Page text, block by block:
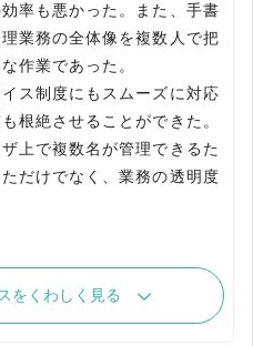
率も悪かった。また、手書
業務の全体像を複数人で把
作業であった。
ス制度にもスムーズに対応
根絶させることができた。
上で複数名が管理できるた
だけでなく、業務の透明度
をくわしく見る